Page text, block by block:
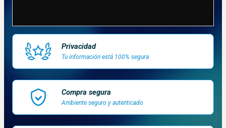
Privacidad
Tu información está 100% segura
Compra segura
Ambiente seguro y autenticado